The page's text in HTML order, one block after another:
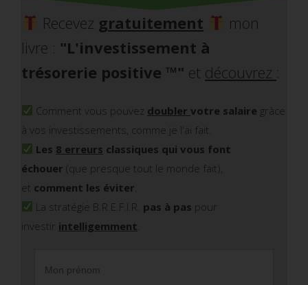
Recevez gratuitement
mon
livre : "L'investissement à
trésorerie positive ™" et découvrez :
Comment vous pouvez doublervotre salaire grâce
à vos investissements, comme je l'ai fait.
Les 8 erreurs classiques qui vous font
échouer (que presque tout le monde fait),
et comment les éviter
La stratégie B.R.E.F.I.R. pas à pas pour
investir intelligemment